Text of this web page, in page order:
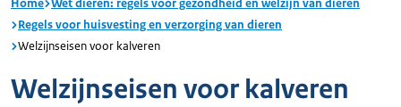
Home Wet dieren: regels voor gezondheid en welzijn van dieren
Regels voor huisvesting en verzorging van dieren
Welzijnseisen voor kalveren
Welzijnseisen voor kalveren